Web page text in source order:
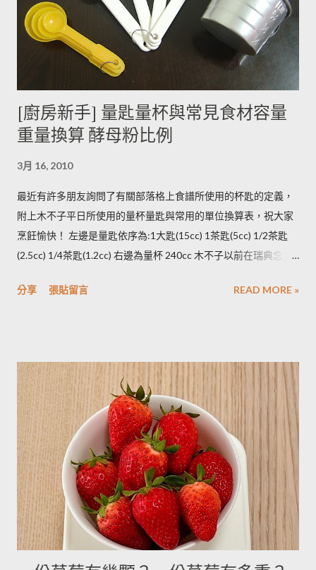
很了解壓力環境的定義，歡迎有種植經驗的朋友分享。) ◆ 馬鈴
薯應該如何正確儲藏？ 1. 放在陰暗角落避免受光線照射持續增加
生物鹼。 2. 別放進冰箱冷藏，低溫冷藏儲存過的馬鈴薯，切開後
烹煮變黑的情形較常溫儲存的馬鈴薯嚴重。 2014/12/12修正，
木不子誤解《食物與廚藝 蔬果、香料、穀物》 P82~85的文字
意義，請大家掠過這段說法。自己的經驗是冰過的馬鈴薯煮完比
較容易發黑，但是目前還找不到相關的原因。歡迎大家提供。 3.
淨蒸熟，接著再依據料理需求切塊或壓泥分裝，送入冷凍庫冷
凍。必須注意的是，在馬鈴薯冷凍的過程，水分會與澱粉脫離，
所以解凍馬鈴薯塊時馬鈴薯會出水，不同的馬鈴薯品種，出水程
度不同，可依料理需求選擇；冷凍庫的幸福生活提案一書提到：
將馬鈴薯壓成泥，可以改善馬鈴薯解凍後水水軟軟的狀態。木不
被附近的馬鈴薯泥吸收。 2014/12/12補充from Patty： 1.新鮮現
落擺放三個月。...
[廚房新手] 量匙量杯與常見食材容量
重量換算 酵母粉比例
3月 16, 2010
最近有許多朋友詢問了有關部落格上食譜所使用的杯匙的定義，
附上木不子平日所使用的量杯量匙與常用的單位換算表，祝大家
烹飪愉快！ 左邊是量匙依序為:1大匙(15cc) 1茶匙(5cc) 1/2茶匙
(2.5cc) 1/4茶匙(1.2cc) 右邊為量杯 240cc 木不子以前在瑞典念書
用材料容量重量換算表 名稱 1 小匙 (1t) 1 大匙(1T) 1 杯(1cup)
3.9g --------- --------- 可可粉 2g 6g 80g 乾酵母 3.3g 10g --------- 吉
利丁粉 3.3g 10g 細鹽 4.3g 13g ---------- 細砂糖 4g 13g 170g 粗砂
糖 4g 13g 170g 糖粉 2g 6g 100g 蜂蜜 7g 22g 290g 沙拉油 4g
14g 190g 鮮奶油 5g 15g 200g 奶油 4.5g 14g 205g 酥油 4g 13g
180g 牛奶 6g 17g 210g 煉乳 6g 17.5g 240g 優格 5g 15g 210g 清
水 5g 15g 200g 可可粉 2g 6g 80g 即溶咖啡 2g 6g 70g 葡萄乾 ----
- ------- 170g 引用自 Mami的魔法廚房 ...
分享 張貼留言 READ MORE »